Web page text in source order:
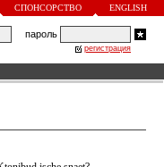
СПОНСОРСТВО ENGLISH
пароль
регистрация